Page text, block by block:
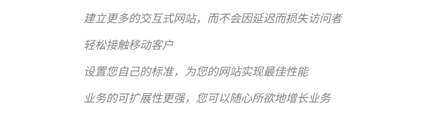
建立更多的交互式网站，而不会因延迟而损失访问者
轻松接触移动客户
设置您自己的标准，为您的网站实现最佳性能
业务的可扩展性更强，您可以随心所欲地增长业务